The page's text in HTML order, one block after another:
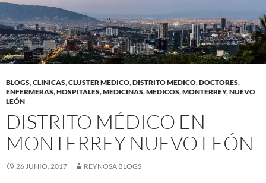
BLOGS,CLINICAS,CLUSTER MEDICO,DISTRITO MEDICO,DOCTORES,
ENFERMERAS,HOSPITALES,MEDICINAS,MEDICOS,MONTERREY,NUEVO
LEÓN
DISTRITO MÉDICO EN
MONTERREY NUEVO LEÓN
26 JUNIO, 2017 REYNOSA BLOGS